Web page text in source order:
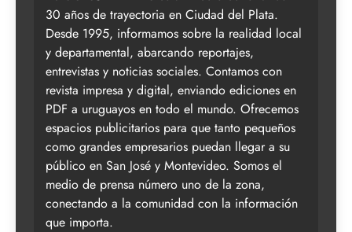
30 años de trayectoria en Ciudad del Plata.
Desde 1995, informamos sobre la realidad local
y departamental, abarcando reportajes,
entrevistas y noticias sociales. Contamos con
revista impresa y digital, enviando ediciones en
PDF a uruguayos en todo el mundo. Ofrecemos
espacios publicitarios para que tanto pequeños
como grandes empresarios puedan llegar a su
público en San José y Montevideo. Somos el
medio de prensa número uno de la zona,
conectando a la comunidad con la información
que importa.